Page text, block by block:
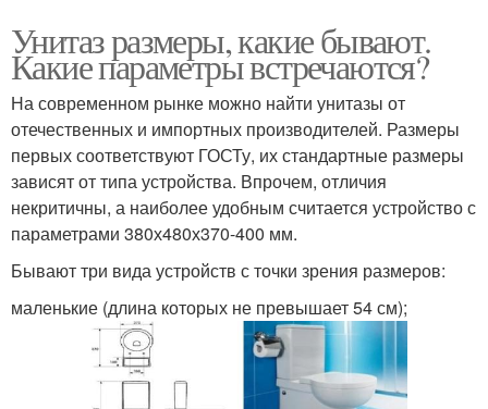
Унитаз размеры, какие бывают.
Какие параметры встречаются?
На современном рынке можно найти унитазы от
отечественных и импортных производителей. Размеры
первых соответствуют ГОСТу, их стандартные размеры
зависят от типа устройства. Впрочем, отличия
некритичны, а наиболее удобным считается устройство с
параметрами 380х480х370-400 мм.
Бывают три вида устройств с точки зрения размеров:
маленькие (длина которых не превышает 54 см);